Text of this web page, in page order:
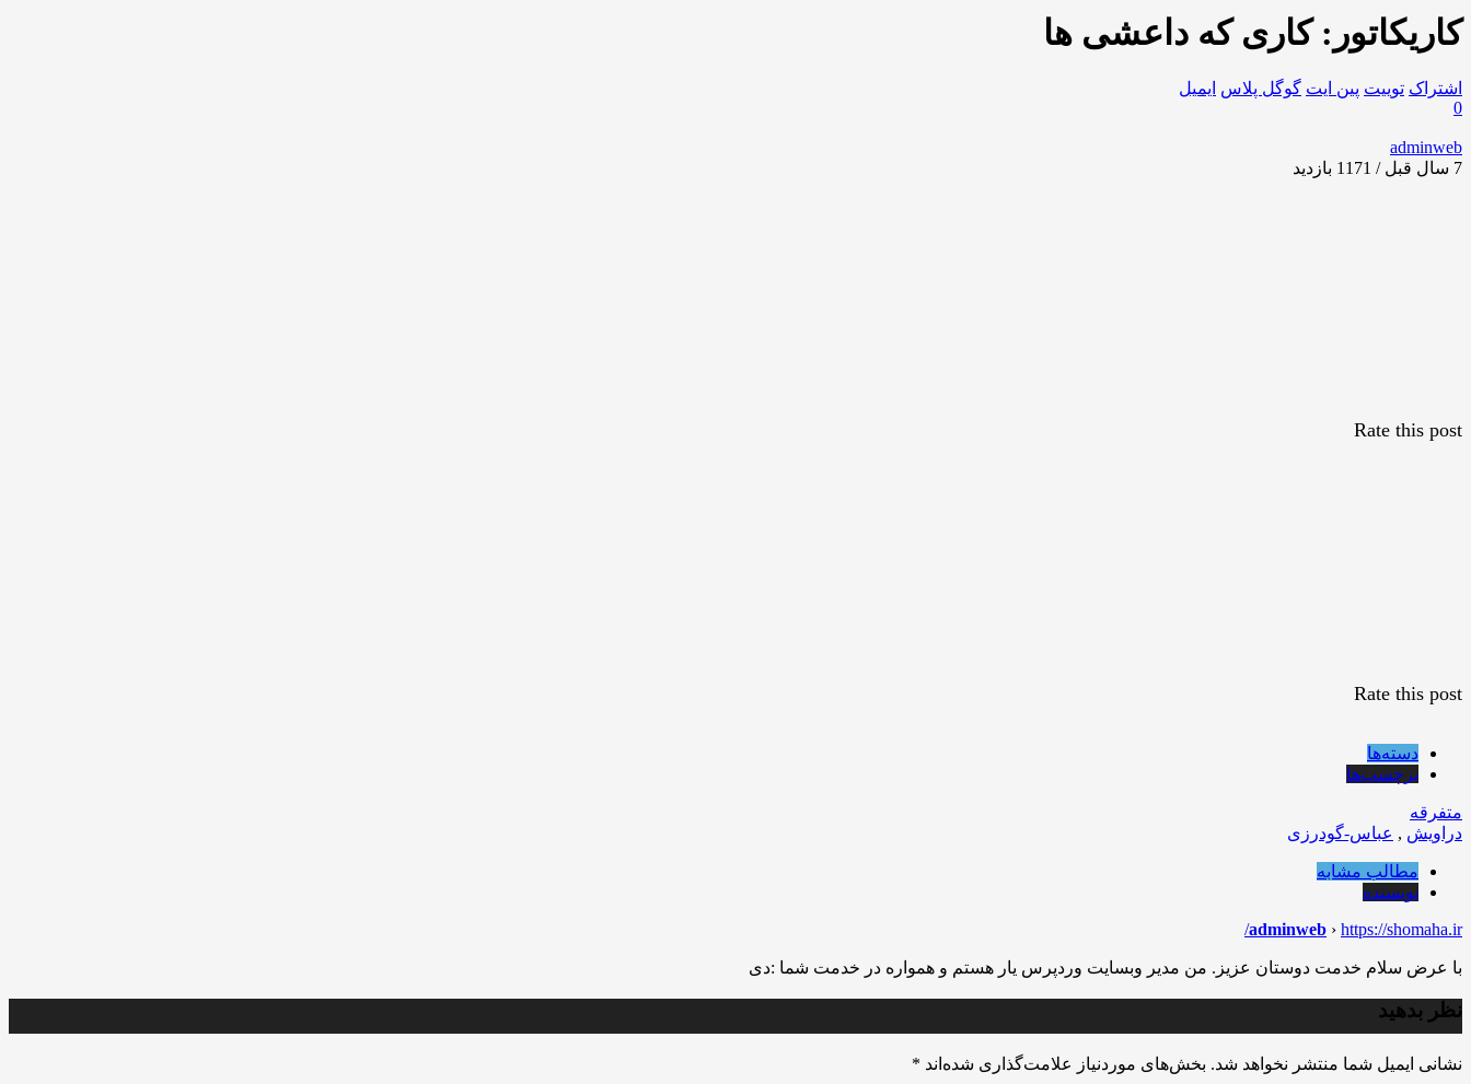
کاریکاتور: کاری که داعشی ها
اشتراک توییت پین ایت گوگل‌ پلاس ایمیل
0
adminweb
7 سال قبل / 1171
بازدید
Rate this post
Rate this post
دسته‌ها
برچسب‌ها
متفرقه
دراویش , عباس-گودرزی
مطالب مشابه
نویسنده
adminweb › https://shomaha.ir/
با عرض سلام خدمت دوستان عزیز. من مدیر وبسایت وردپرس یار هستم و همواره در خدمت شما :دی
نظر بدهید
نشانی ایمیل شما منتشر نخواهد شد. بخش‌های موردنیاز علامت‌گذاری شده‌اند *